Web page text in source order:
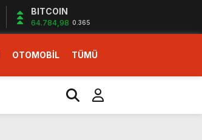
BITCOIN
64.784,98 0.365
OTOMOBİL TÜMÜ